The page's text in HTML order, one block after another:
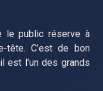
le public réserve à
tête. C’est de bon
est l’un des grands